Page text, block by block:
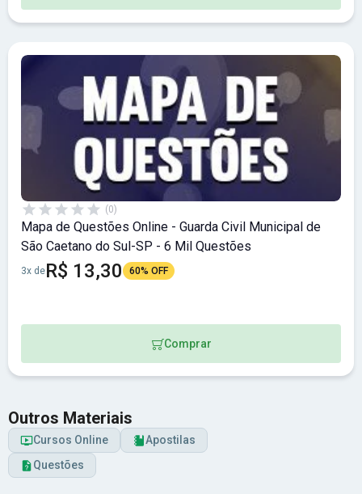
(0)
Mapa de Questões Online - Guarda Civil Municipal de
São Caetano do Sul-SP - 6 Mil Questões
3x deR$ 13,30 60% OFF
Comprar
Outros Materiais
Cursos Online
Apostilas
Questões